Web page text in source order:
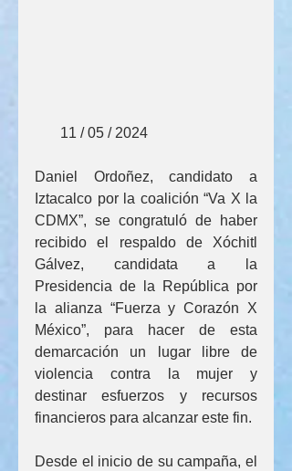
       11 / 05 / 2024
Daniel Ordoñez, candidato a
Iztacalco por la coalición “Va X la
CDMX”, se congratuló de haber
recibido el respaldo de Xóchitl
Gálvez, candidata a la
Presidencia de la República por
la alianza “Fuerza y Corazón X
México”, para hacer de esta
demarcación un lugar libre de
violencia contra la mujer y
destinar esfuerzos y recursos
financieros para alcanzar este fin.
Desde el inicio de su campaña, el